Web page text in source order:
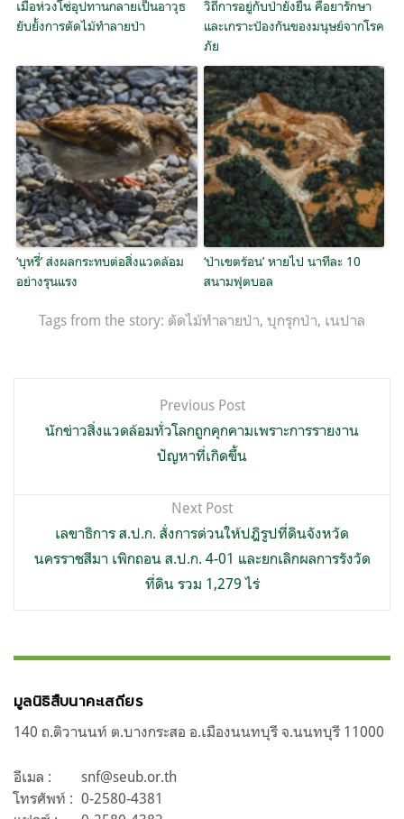
เมื่อห่วงโซ่อุปทานกลายเป็นอาวุธ
ยับยั้งการตัดไม้ทำลายป่า
วิถีการอยู่กับป่ายั่งยืน คือยารักษา
และเกราะป้องกันของมนุษย์จากโรค
ภัย
‘บุหรี่’ ส่งผลกระทบต่อสิ่งแวดล้อม
อย่างรุนแรง
‘ป่าเขตร้อน’ หายไป นาทีละ 10
สนามฟุตบอล
Tags from the story: ตัดไม้ทำลายป่า, บุกรุกป่า, เนปาล
เรื่อง
Previous Post
นักข่าวสิ่งแวดล้อมทั่วโลกถูกคุกคามเพราะการรายงาน
ปัญหาที่เกิดขึ้น
Next Post
เลขาธิการ ส.ป.ก. สั่งการด่วนให้ปฎิรูปที่ดินจังหวัด
นครราชสีมา เพิกถอน ส.ป.ก. 4-01 และยกเลิกผลการรังวัด
ที่ดิน รวม 1,279 ไร่
มูลนิธิสืบนาคะเสถียร
140 ถ.ติวานนท์ ต.บางกระสอ อ.เมืองนนทบุรี จ.นนทบุรี 11000
อีเมล :
snf@seub.or.th
โทรศัพท์ : 0-2580-4381